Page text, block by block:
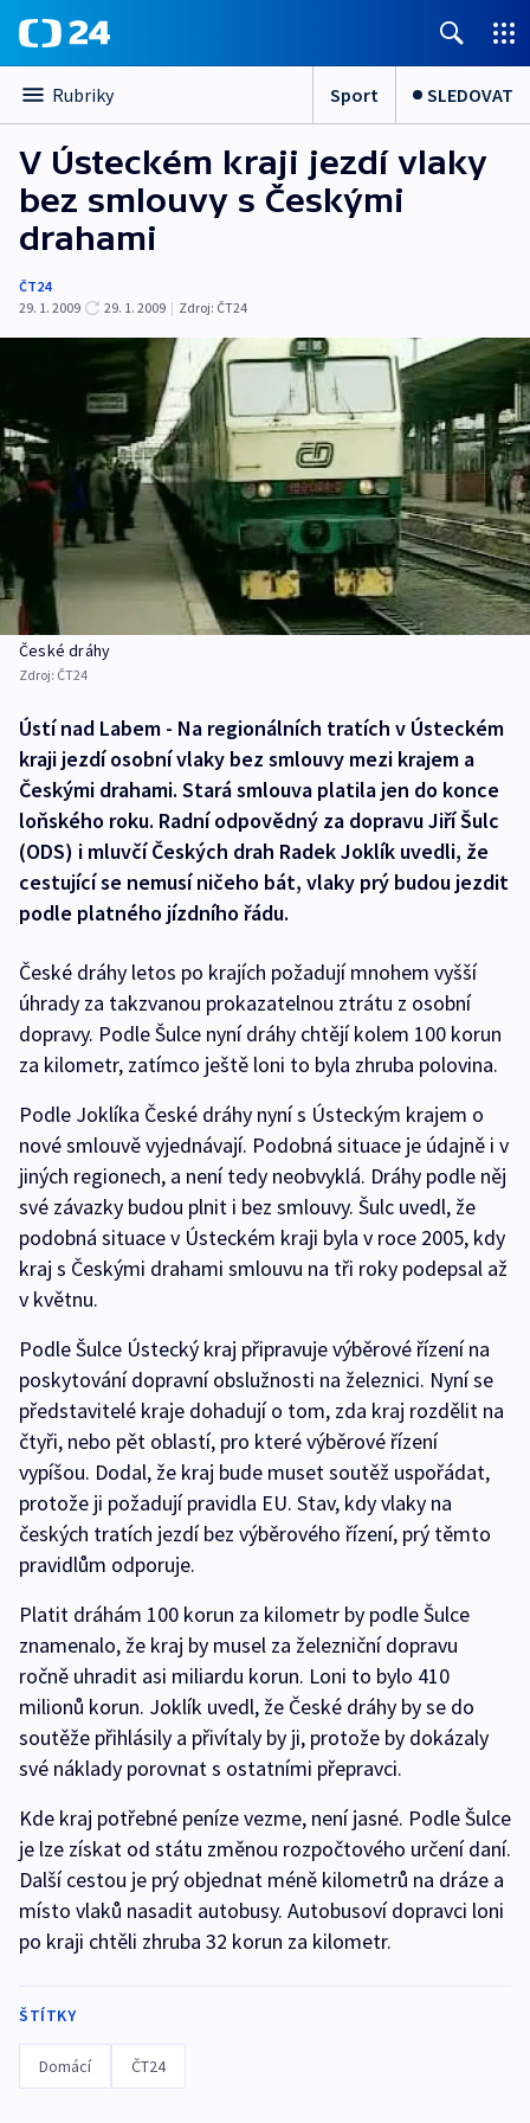
Rubriky Sport SLEDOVAT
V Ústeckém kraji jezdí vlaky
bez smlouvy s Českými
drahami
ČT24
29. 1. 2009
29. 1. 2009 | Zdroj: ČT24
České dráhy
Zdroj: ČT24
Ústí nad Labem - Na regionálních tratích v Ústeckém
kraji jezdí osobní vlaky bez smlouvy mezi krajem a
Českými drahami. Stará smlouva platila jen do konce
loňského roku. Radní odpovědný za dopravu Jiří Šulc
(ODS) i mluvčí Českých drah Radek Joklík uvedli, že
cestující se nemusí ničeho bát, vlaky prý budou jezdit
podle platného jízdního řádu.
České dráhy letos po krajích požadují mnohem vyšší
úhrady za takzvanou prokazatelnou ztrátu z osobní
dopravy. Podle Šulce nyní dráhy chtějí kolem 100 korun
za kilometr, zatímco ještě loni to byla zhruba polovina.
Podle Joklíka České dráhy nyní s Ústeckým krajem o
nové smlouvě vyjednávají. Podobná situace je údajně i v
jiných regionech, a není tedy neobvyklá. Dráhy podle něj
své závazky budou plnit i bez smlouvy. Šulc uvedl, že
podobná situace v Ústeckém kraji byla v roce 2005, kdy
kraj s Českými drahami smlouvu na tři roky podepsal až
v květnu.
Podle Šulce Ústecký kraj připravuje výběrové řízení na
poskytování dopravní obslužnosti na železnici. Nyní se
představitelé kraje dohadují o tom, zda kraj rozdělit na
čtyři, nebo pět oblastí, pro které výběrové řízení
vypíšou. Dodal, že kraj bude muset soutěž uspořádat,
protože ji požadují pravidla EU. Stav, kdy vlaky na
českých tratích jezdí bez výběrového řízení, prý těmto
pravidlům odporuje.
Platit dráhám 100 korun za kilometr by podle Šulce
znamenalo, že kraj by musel za železniční dopravu
ročně uhradit asi miliardu korun. Loni to bylo 410
milionů korun. Joklík uvedl, že České dráhy by se do
soutěže přihlásily a přivítaly by ji, protože by dokázaly
své náklady porovnat s ostatními přepravci.
Kde kraj potřebné peníze vezme, není jasné. Podle Šulce
je lze získat od státu změnou rozpočtového určení daní.
Další cestou je prý objednat méně kilometrů na dráze a
místo vlaků nasadit autobusy. Autobusoví dopravci loni
po kraji chtěli zhruba 32 korun za kilometr.
ŠTÍTKY
Domácí ČT24